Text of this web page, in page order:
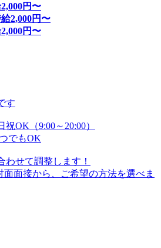
2,000円〜
給2,000円〜
2,000円〜
す
OK（9:00～20:00）
でもOK
わせて調整します！
面面接から、ご希望の方法を選べま